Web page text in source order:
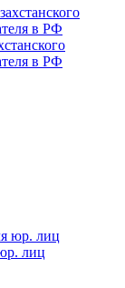
в РФ
лиц